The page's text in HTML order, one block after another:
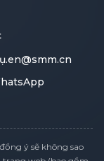
ý sẽ không sao